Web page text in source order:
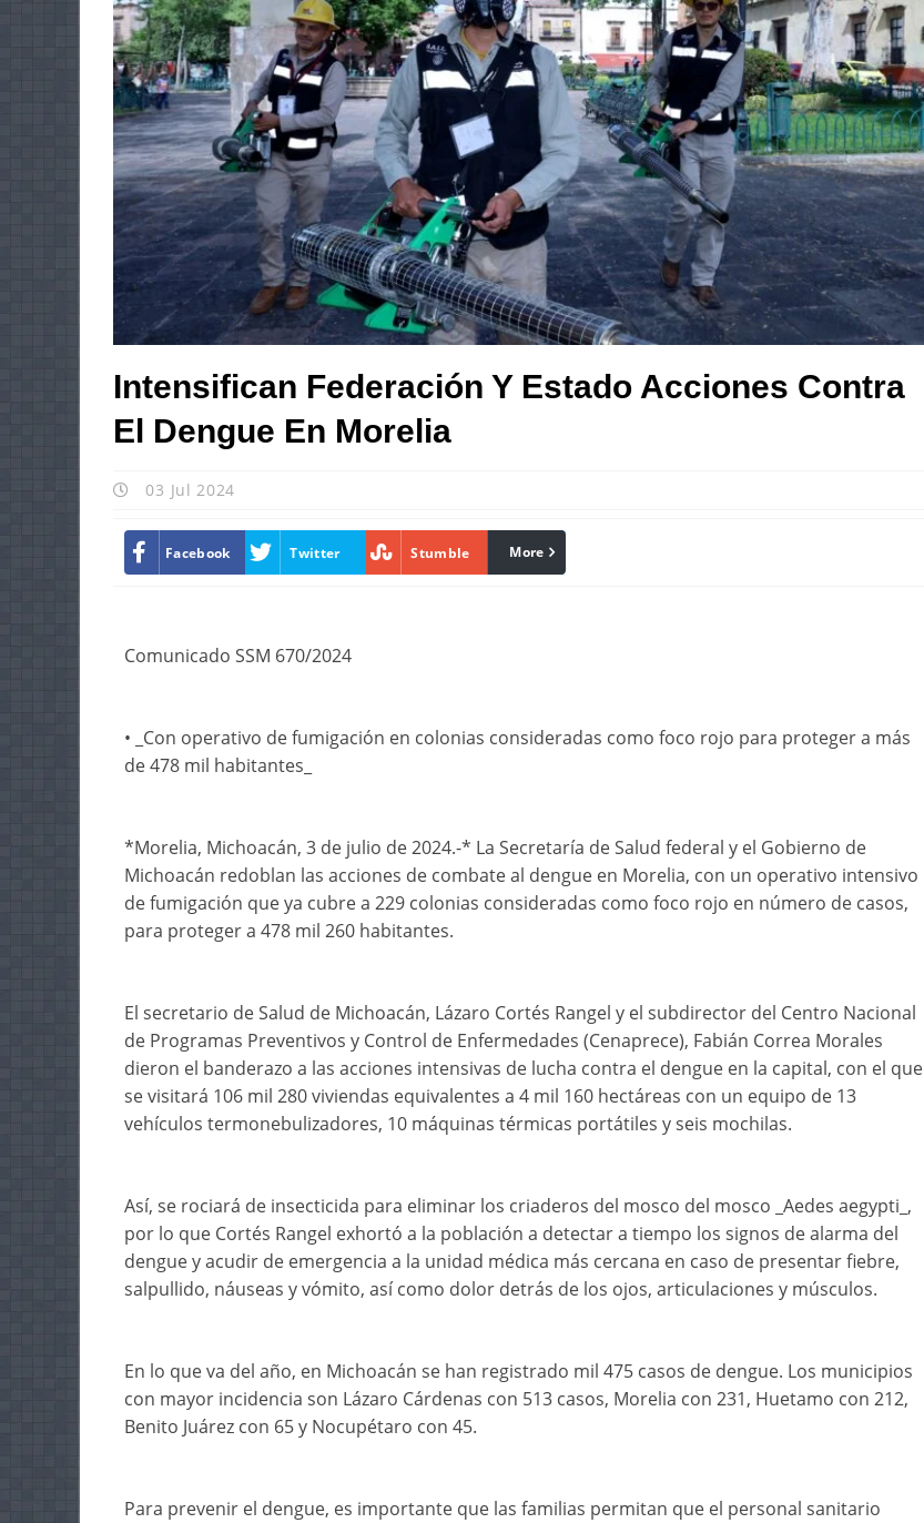
Intensifican Federación Y Estado Acciones Contra
El Dengue En Morelia
03 Jul 2024
Facebook Twitter Stumble linkedin
More
Comunicado SSM 670/2024
• _Con operativo de fumigación en colonias consideradas como foco rojo para proteger a más
de 478 mil habitantes_
*Morelia, Michoacán, 3 de julio de 2024.-* La Secretaría de Salud federal y el Gobierno de
Michoacán redoblan las acciones de combate al dengue en Morelia, con un operativo intensivo
de fumigación que ya cubre a 229 colonias consideradas como foco rojo en número de casos,
para proteger a 478 mil 260 habitantes.
El secretario de Salud de Michoacán, Lázaro Cortés Rangel y el subdirector del Centro Nacional
de Programas Preventivos y Control de Enfermedades (Cenaprece), Fabián Correa Morales
dieron el banderazo a las acciones intensivas de lucha contra el dengue en la capital, con el que
se visitará 106 mil 280 viviendas equivalentes a 4 mil 160 hectáreas con un equipo de 13
vehículos termonebulizadores, 10 máquinas térmicas portátiles y seis mochilas.
Así, se rociará de insecticida para eliminar los criaderos del mosco del mosco _Aedes aegypti_,
por lo que Cortés Rangel exhortó a la población a detectar a tiempo los signos de alarma del
dengue y acudir de emergencia a la unidad médica más cercana en caso de presentar fiebre,
salpullido, náuseas y vómito, así como dolor detrás de los ojos, articulaciones y músculos.
En lo que va del año, en Michoacán se han registrado mil 475 casos de dengue. Los municipios
con mayor incidencia son Lázaro Cárdenas con 513 casos, Morelia con 231, Huetamo con 212,
Benito Juárez con 65 y Nocupétaro con 45.
Para prevenir el dengue, es importante que las familias permitan que el personal sanitario